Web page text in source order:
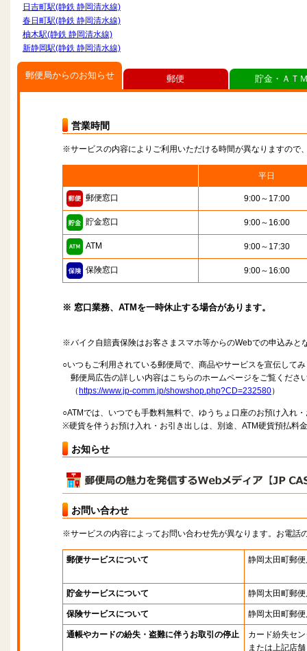
日吉町駅(静鉄 静岡清水線)
春日町駅(静鉄 静岡清水線)
柚木駅(静鉄 静岡清水線)
新静岡駅(静鉄 静岡清水線)
郵便局からのお知らせ
営業時間
※サービスの内容によりご利用いただける時間が異なりますので
平日
郵便窓口 9:00～17:00
貯金窓口 9:00～16:00
ATM 9:00～17:30
保険窓口 9:00～16:00
※ 窓口業務、ATMを一時休止する場合があります。
※バイク自賠責保険はお客さまスマホ等からのWebでの申込みと
○いつもご利用されている郵便局で、商品やサービスを宣伝して
郵便局広告の詳しい内容はこちらのホームページをご覧くださ
（ https://www.jp-comm.jp/showshop.php?CD=232580）
○ATMでは、いつでも手数料無料で、ゆうちょ口座のお預け入れ
※硬貨を伴うお預け入れ・お引き出しは、別途、ATM硬貨預払料
お知らせ
お問い合わせ
※サービスの内容によってお問い合わせ先が異なります。お電話
郵便サービスについて 静岡太田町郵
貯金サービスについて 静岡太田町郵
保険サービスについて 静岡太田町郵
通帳やカードの紛失・盗難に伴うお取引の停止
カード紛失セ
または上記店舗
郵便 貯金・ＡＴ